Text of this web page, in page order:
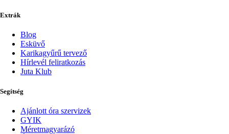
Extrák
Blog
Esküvő
Karikagyűrű tervező
Hírlevél feliratkozás
Juta Klub
Segítség
Ajánlott óra szervizek
GYIK
Méretmagyarázó